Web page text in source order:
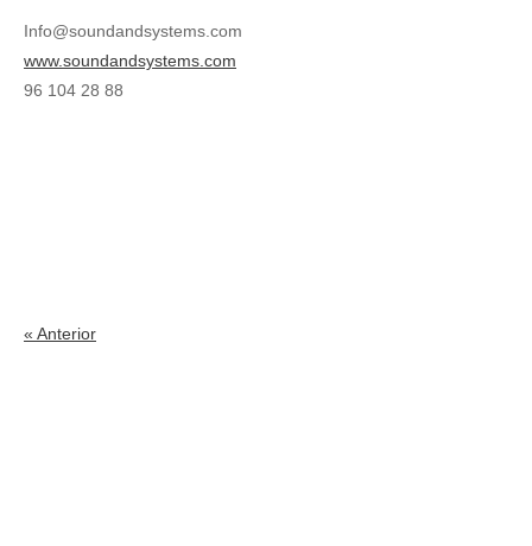
Info@soundandsystems.com
www.soundandsystems.com
96 104 28 88
« Anterior